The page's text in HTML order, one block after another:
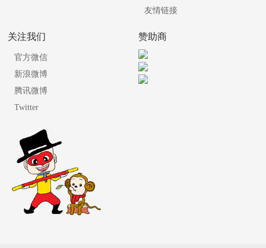
友情链接
关注我们
官方微信
新浪微博
腾讯微博
Twitter
赞助商